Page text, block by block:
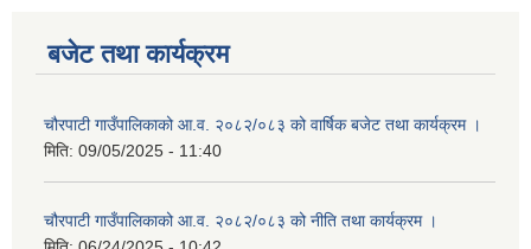
बजेट तथा कार्यक्रम
चौरपाटी गाउँपालिकाको आ.व. २०८२/०८३ को वार्षिक बजेट तथा कार्यक्रम ।
मिति: 09/05/2025 - 11:40
चौरपाटी गाउँपालिकाको आ.व. २०८२/०८३ को नीति तथा कार्यक्रम ।